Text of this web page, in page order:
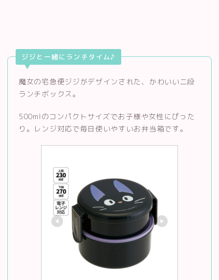
ジジと一緒にランチタイム♪
魔女の宅急便ジジがデザインされた、かわいい二段
ランチボックス。
500mlのコンパクトサイズでお子様や女性にぴった
り。レンジ対応で毎日使いやすいお弁当箱です。